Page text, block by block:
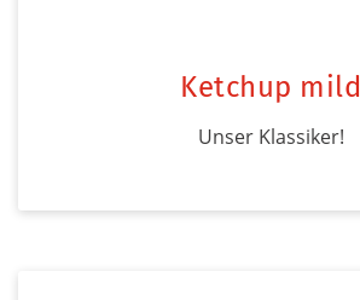
Ketchup mild
Unser Klassiker!